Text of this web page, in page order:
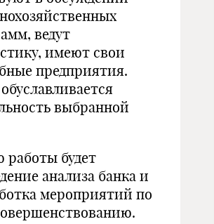
ведут
имеют свои
предприятия.
выбранной
работы будет
анализа банка и
мероприятий по